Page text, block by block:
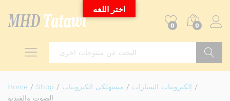
0 0
Home / Shop / مستهلكى الكترونيات / إلكترونيات السيارات
/
الصوت والفيديو
اختر اللغه